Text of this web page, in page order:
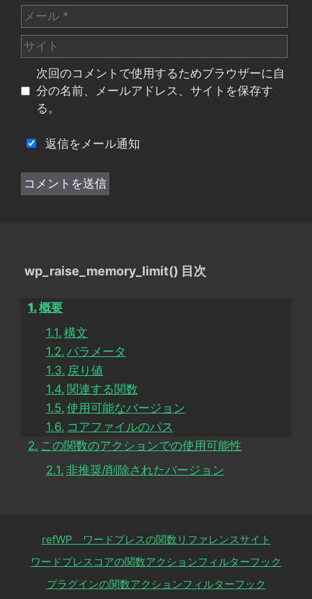
メ
ー
ル
サ
イ
次回のコメントで使用するためブラウザーに自
分の名前、メールアドレス、サイトを保存す
る。
返信をメール通知
wp_raise_memory_limit() 目次
概要
構文
パラメータ
戻り値
関連する関数
使用可能なバージョン
コアファイルのパス
この関数のアクションでの使用可能性
非推奨/削除されたバージョン
refWP ワードプレスの関数リファレンスサイト
ワードプレスコアの関数アクションフィルターフック
プラグインの関数アクションフィルターフック